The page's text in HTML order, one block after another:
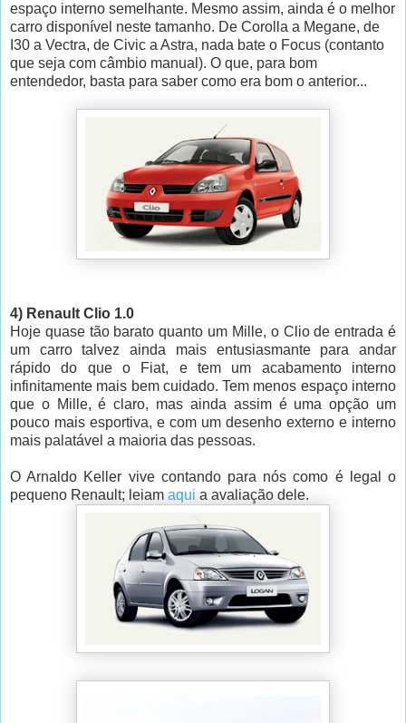
espaço interno semelhante. Mesmo assim, ainda é o melhor
carro disponível neste tamanho. De Corolla a Megane, de
I30 a Vectra, de Civic a Astra, nada bate o Focus (contanto
que seja com câmbio manual). O que, para bom
entendedor, basta para saber como era bom o anterior...
4) Renault Clio 1.0
Hoje quase tão barato quanto um Mille, o Clio de entrada é
um carro talvez ainda mais entusiasmante para andar
rápido do que o Fiat, e tem um acabamento interno
infinitamente mais bem cuidado. Tem menos espaço interno
que o Mille, é claro, mas ainda assim é uma opção um
pouco mais esportiva, e com um desenho externo e interno
mais palatável a maioria das pessoas.
O Arnaldo Keller vive contando para nós como é legal o
pequeno Renault; leiam aqui a avaliação dele.